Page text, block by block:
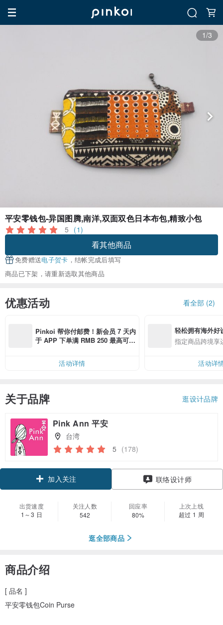
1/3
平安零钱包-异国图腾,南洋,双面双色日本布包,精致小包
5 (1)
看其他商品
免费赠送电子贺卡 ，结帐完成后填写
商品已下架，请重新选取其他商品
优惠活动 看全部 (2)
Pinkoi 帮你付邮费！新会员 7 天内
于 APP 下单满 RMB 250 最高可折
活动详情
轻松拥有海外好
指定商品跨境享
活动详
关于品牌 逛设计品牌
Pink Ann 平安
台湾
5 (178)
加入关注 联络设计师
出货速度
1～3 日
关注人数
542
回应率
80%
上次上线
超过 1 周
逛全部商品
商品介绍
[ 品名 ]
平安零钱包Coin Purse